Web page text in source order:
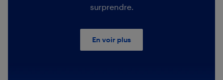
surprendre.
En voir plus